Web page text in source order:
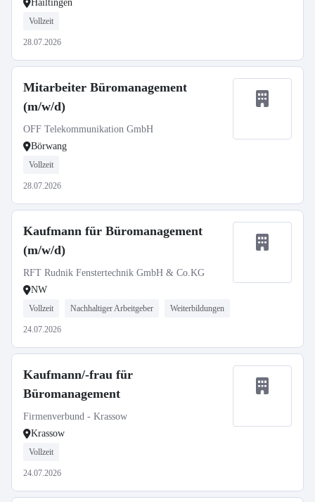
Hailtingen
Vollzeit
28.07.2026
Mitarbeiter Büromanagement
(m/w/d)
OFF Telekommunikation GmbH
Börwang
Vollzeit
28.07.2026
Kaufmann für Büromanagement
(m/w/d)
RFT Rudnik Fenstertechnik GmbH & Co.KG
NW
Vollzeit Nachhaltiger Arbeitgeber Weiterbildungen
24.07.2026
Kaufmann/-frau für
Büromanagement
Firmenverbund - Krassow
Krassow
Vollzeit
24.07.2026